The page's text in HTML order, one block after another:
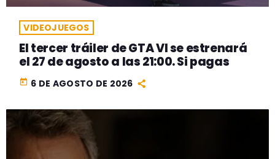
VIDEOJUEGOS
El tercer tráiler de GTA VI se estrenará
el 27 de agosto a las 21:00. Si pagas
today 6 DE AGOSTO DE 2026